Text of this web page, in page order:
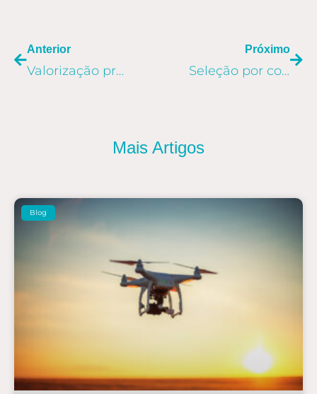
Anterior
Valorização profissional e benefícios inspiram colaboradores da Allog
Próximo
Seleção por competências agrega valor à equipe Allog
Mais Artigos
Blog